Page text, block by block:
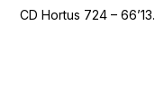
CD Hortus 724 – 66’13.